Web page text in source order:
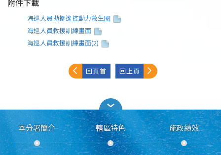
附件下載
海巡人員拋擲遙控動力救生圈
海巡人員救援訓練畫面
海巡人員救援訓練畫面(2)
回頁首 回上頁
本分署簡介 轄區特色 施政績效